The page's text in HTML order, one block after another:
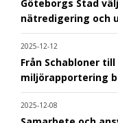
Göteborgs Stad
nätredigering och
2025-12-12
Från Schabloner
miljörapportering
2025-12-08